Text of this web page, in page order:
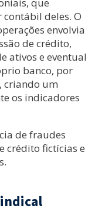
deles. O
envolvia
de crédito,
ativos e eventual
banco, por
criando um
os indicadores
de fraudes
crédito fictícias e